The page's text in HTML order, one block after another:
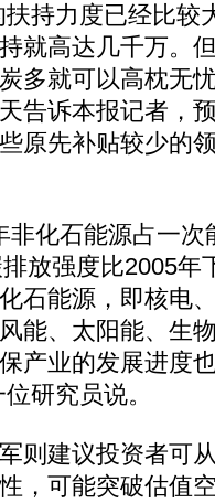
持力度已经比较
就高达几千万。
多就可以高枕无
告诉本报记者，
原先补贴较少的
化石能源占一次
放强度比2005年
石能源，即核电
能、太阳能、生
产业的发展进度
研究员说。
建议投资者可
，可能突破估值